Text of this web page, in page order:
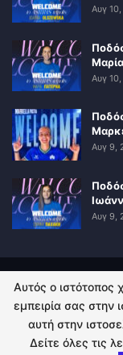
Αυγ
Αυγ
Αυγ 9,
Αυγ 9,
© 2026 -
Αυτός ο ιστότοπος
εμπειρία σας στην
αυτή στην
Δείτε όλες τις